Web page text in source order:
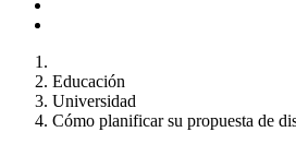
Educación
Universidad
Cómo planificar su propuesta de